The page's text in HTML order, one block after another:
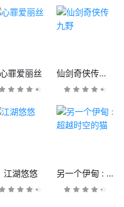
心罪爱丽丝 仙剑奇侠传九野
江湖悠悠 另一个伊甸 : 超越时空的猫